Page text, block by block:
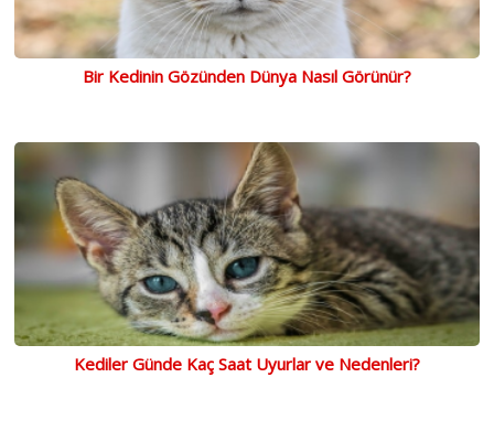
Bir Kedinin Gözünden Dünya Nasıl Görünür?
Kediler Günde Kaç Saat Uyurlar ve Nedenleri?